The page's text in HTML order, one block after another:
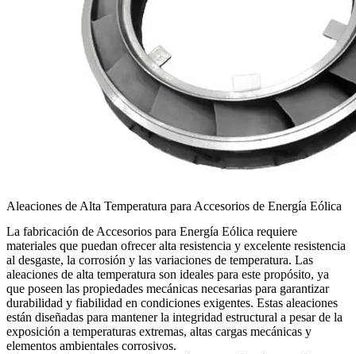
Aleaciones de Alta Temperatura para Accesorios de Energía Eólica
La fabricación de Accesorios para Energía Eólica requiere
materiales que puedan ofrecer alta resistencia y excelente resistencia
al desgaste, la corrosión y las variaciones de temperatura. Las
aleaciones de alta temperatura son ideales para este propósito, ya
que poseen las propiedades mecánicas necesarias para garantizar
durabilidad y fiabilidad en condiciones exigentes. Estas aleaciones
están diseñadas para mantener la integridad estructural a pesar de la
exposición a temperaturas extremas, altas cargas mecánicas y
elementos ambientales corrosivos.